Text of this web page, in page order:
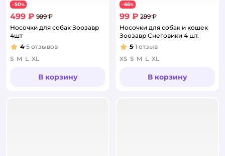
−50%
499 ₽ 999 ₽
Носочки для собак Зоозавр
4шт
Рейтинг:
4 5 отзывов
S M L XL
В корзину
−66%
99 ₽ 299 ₽
Носочки для собак и кошек
Зоозавр Снеговики 4 шт.
Рейтинг:
5 1 отзыв
XS S M L XL
В корзину